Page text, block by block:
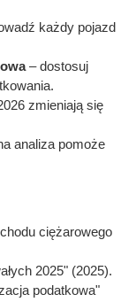
każdy pojazd
– dostosuj
zmieniają się
analiza pomoże
ciężarowego
2025" (2025).
podatkowa"